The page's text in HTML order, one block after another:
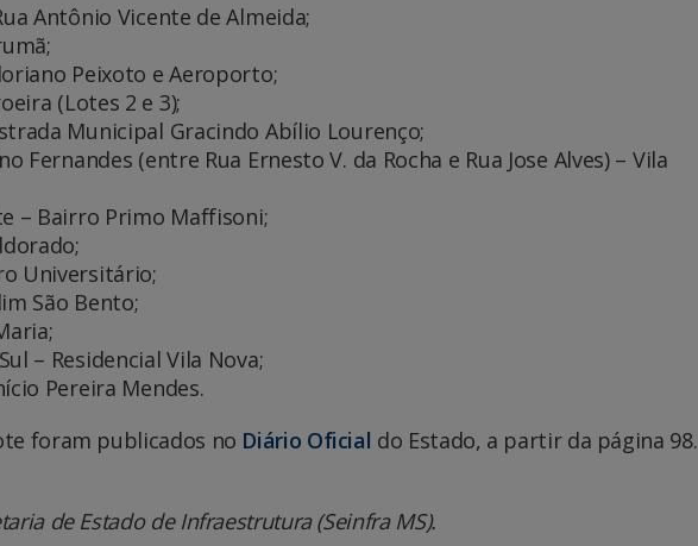
Antônio Vicente de Almeida;
Peixoto e Aeroporto;
(Lotes 2 e 3);
Municipal Gracindo Abílio Lourenço;
Fernandes (entre Rua Ernesto V. da Rocha e Rua Jose Alves) – Vila
– Bairro Primo Maffisoni;
Universitário;
São Bento;
– Residencial Vila Nova;
Pereira Mendes.
foram publicados no Diário Oficial do Estado, a partir da página 98.
de Estado de Infraestrutura (Seinfra MS).